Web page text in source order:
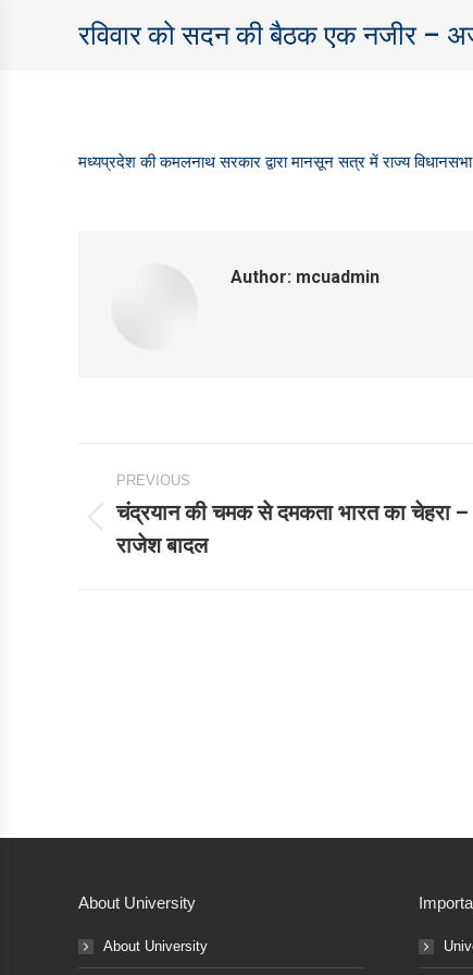
रविवार को सदन की बैठक एक नजीर –
मध्‍यप्रदेश की कमलनाथ सरकार द्वारा मानसून सत्र में राज्‍य विधानसभा
Author: mcuadmin
Post
navigation
PREVIOUS
Previous
post:
चंद्रयान की चमक से दमकता भारत का चेहरा –
राजेश बादल
About University
About University